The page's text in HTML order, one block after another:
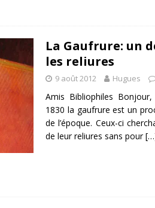
La Gaufrure: un
les reliures
9 août 2012 Hugues
Amis Bibliophiles
1830 la gaufrure est un
de l’époque. Ceux-ci
de leur reliures sans pour